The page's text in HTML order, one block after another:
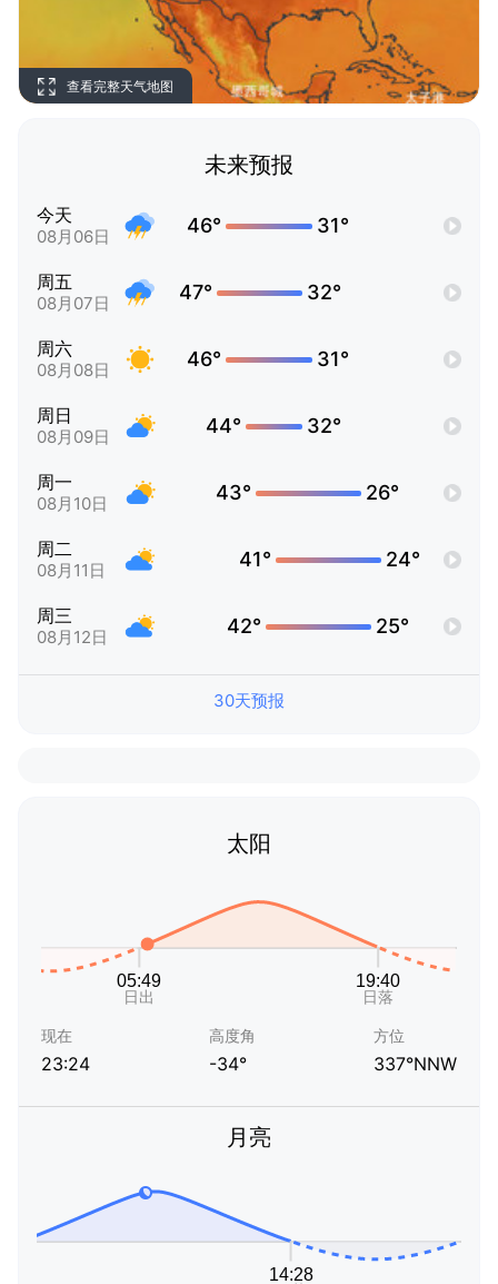
查看完整天气地图
未来预报
今天
08月06日 46° 31°
周五
08月07日 47° 32°
周六
08月08日 46° 31°
周日
08月09日 44° 32°
周一
08月10日 43° 26°
周二
08月11日 41° 24°
周三
08月12日 42° 25°
30天预报
太阳
现在
23:24
高度角
-34°
方位
337°NNW
月亮